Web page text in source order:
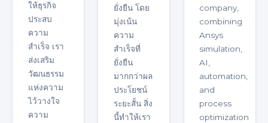
ให้ธุรกิจ
ประสบ
ความ
สำเร็จ เรา
ส่งเสริม
วัฒนธรรม
แห่งความ
ไว้วางใจ
ความ
ยั่งยืน โดย
มุ่งเน้น
ความ
สำเร็จที่
ยั่งยืน
มากกว่าผล
ประโยชน์
ระยะสั้น สิ่ง
นี้ทำให้เรา
company,
combining
Ansys
simulation,
AI,
automation,
and
process
optimization